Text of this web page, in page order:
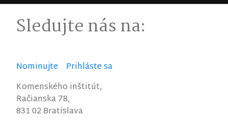
Sledujte nás na:
Nominujte
Prihláste sa
Komenského inštitút,
Račianska 78,
831 02 Bratislava